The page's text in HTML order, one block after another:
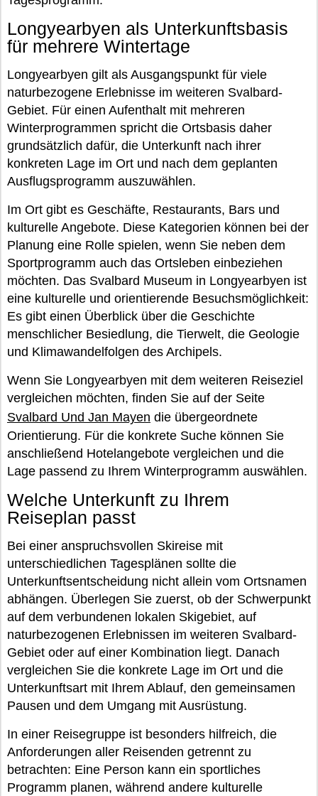
Longyearbyen als Unterkunftsbasis
für mehrere Wintertage
Longyearbyen gilt als Ausgangspunkt für viele
naturbezogene Erlebnisse im weiteren Svalbard-
Gebiet. Für einen Aufenthalt mit mehreren
Winterprogrammen spricht die Ortsbasis daher
grundsätzlich dafür, die Unterkunft nach ihrer
konkreten Lage im Ort und nach dem geplanten
Ausflugsprogramm auszuwählen.
Im Ort gibt es Geschäfte, Restaurants, Bars und
kulturelle Angebote. Diese Kategorien können bei der
Planung eine Rolle spielen, wenn Sie neben dem
Sportprogramm auch das Ortsleben einbeziehen
möchten. Das Svalbard Museum in Longyearbyen ist
eine kulturelle und orientierende Besuchsmöglichkeit:
Es gibt einen Überblick über die Geschichte
menschlicher Besiedlung, die Tierwelt, die Geologie
und Klimawandelfolgen des Archipels.
Wenn Sie Longyearbyen mit dem weiteren Reiseziel
vergleichen möchten, finden Sie auf der Seite
Svalbard Und Jan Mayen die übergeordnete
Orientierung. Für die konkrete Suche können Sie
anschließend Hotelangebote vergleichen und die
Lage passend zu Ihrem Winterprogramm auswählen.
Welche Unterkunft zu Ihrem
Reiseplan passt
Bei einer anspruchsvollen Skireise mit
unterschiedlichen Tagesplänen sollte die
Unterkunftsentscheidung nicht allein vom Ortsnamen
abhängen. Überlegen Sie zuerst, ob der Schwerpunkt
auf dem verbundenen lokalen Skigebiet, auf
naturbezogenen Erlebnissen im weiteren Svalbard-
Gebiet oder auf einer Kombination liegt. Danach
vergleichen Sie die konkrete Lage im Ort und die
Unterkunftsart mit Ihrem Ablauf, den gemeinsamen
Pausen und dem Umgang mit Ausrüstung.
In einer Reisegruppe ist besonders hilfreich, die
Anforderungen aller Reisenden getrennt zu
betrachten: Eine Person kann ein sportliches
Programm planen, während andere kulturelle